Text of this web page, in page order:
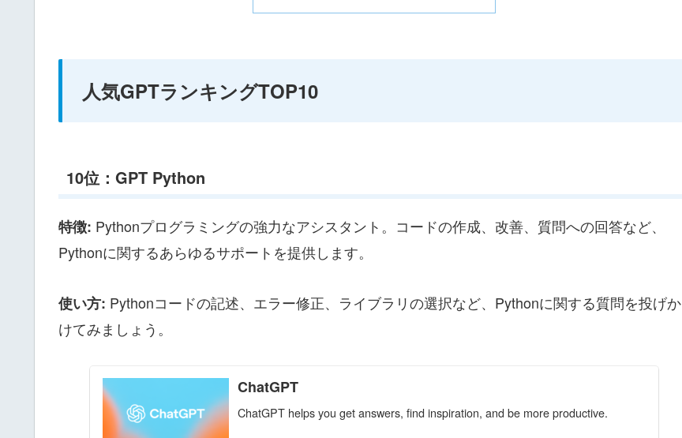
人気GPTランキングTOP10
10位：GPT Python
特徴: Pythonプログラミングの強力なアシスタント。コードの作成、改善、質問への回答など、
Pythonに関するあらゆるサポートを提供します。
使い方: Pythonコードの記述、エラー修正、ライブラリの選択など、Pythonに関する質問を投げか
けてみましょう。
ChatGPT
ChatGPT helps you get answers, find inspiration, and be more productive.